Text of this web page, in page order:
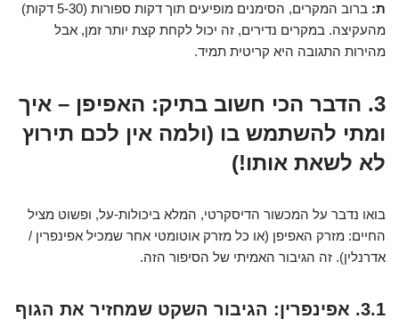
ת:
ברוב המקרים, הסימנים מופיעים תוך דקות ספורות (5-30 דקות)
מהעקיצה. במקרים נדירים, זה יכול לקחת קצת יותר זמן, אבל
מהירות התגובה היא קריטית תמיד.
3. הדבר הכי חשוב בתיק: האפיפן – איך
ומתי להשתמש בו (ולמה אין לכם תירוץ
לא לשאת אותו!)
בואו נדבר על המכשור הדיסקרטי, המלא ביכולות-על, ופשוט מציל
החיים: מזרק האפיפן (או כל מזרק אוטומטי אחר שמכיל אפינפרין /
אדרנלין). זה הגיבור האמיתי של הסיפור הזה.
3.1. אפינפרין: הגיבור השקט שמחזיר את הגוף